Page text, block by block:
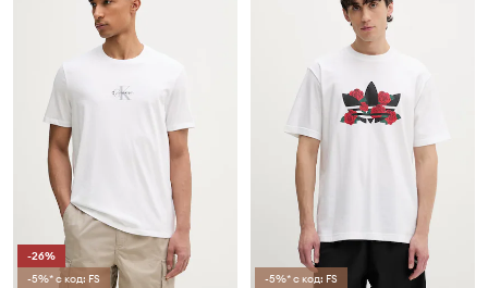
-26%
-5%* с код: FS
-5%* с код: FS